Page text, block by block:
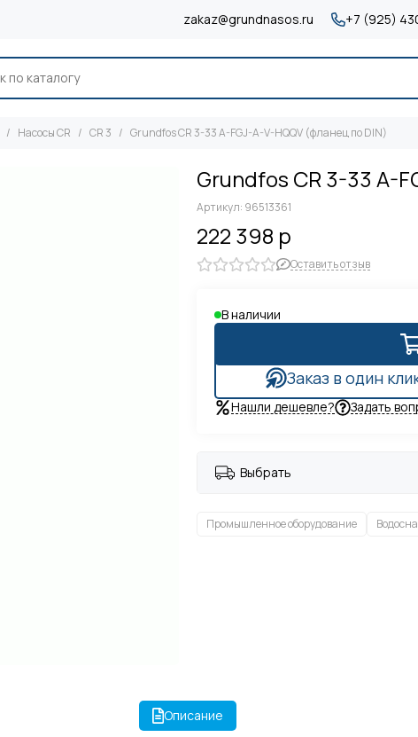
zakaz@grundnasos.ru +7 (925)
Насосы CR CR 3 Grundfos CR 3-33 A-FGJ-A-V-HQQV (фланец по DIN)
Grundfos CR 3-33 A-
Артикул: 96513361
222 398 р
Оставить отзыв
В наличии
Заказ в один
Нашли дешевле? Задать
Выбрать
Промышленное оборудование
Описание